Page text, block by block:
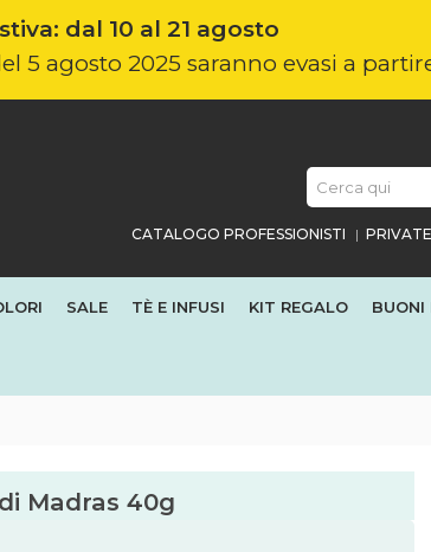
dal 10 al 21 agosto
agosto 2025 saranno evasi a
CATALOGO PROFESSIONISTI
SALE TÈ E INFUSI KIT REGALO BUONI
Madras 40g